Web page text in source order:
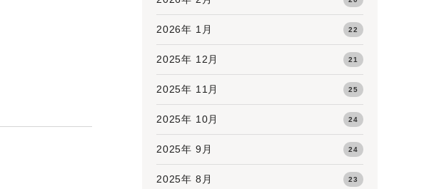
2026年 1月 22
2025年 12月 21
2025年 11月 25
2025年 10月 24
2025年 9月 24
2025年 8月 23